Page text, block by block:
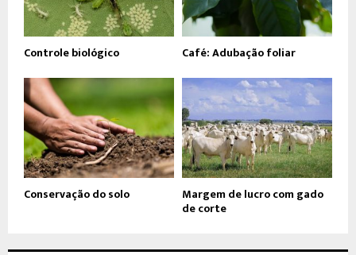
Controle biológico Café: Adubação foliar
Conservação do solo Margem de lucro com gado
de corte